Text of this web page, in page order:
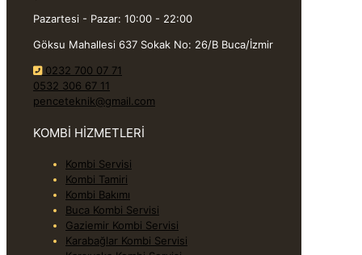
Pazartesi - Pazar: 10:00 - 22:00
Göksu Mahallesi 637 Sokak No: 26/B Buca/İzmir
0232 700 07 71
0532 306 67 11
penceteknik@gmail.com
KOMBİ HİZMETLERİ
Kombi Servisi
Kombi Tamiri
Kombi Bakımı
Buca Kombi Servisi
Gaziemir Kombi Servisi
Karabağlar Kombi Servisi